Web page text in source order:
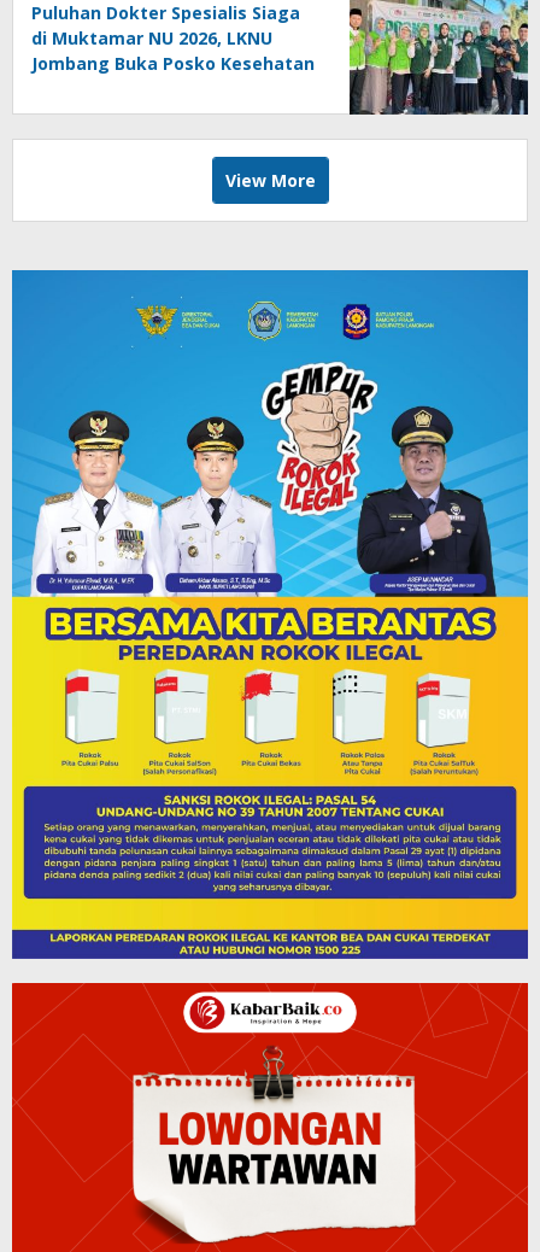
Puluhan Dokter Spesialis Siaga
di Muktamar NU 2026, LKNU
Jombang Buka Posko Kesehatan
View More